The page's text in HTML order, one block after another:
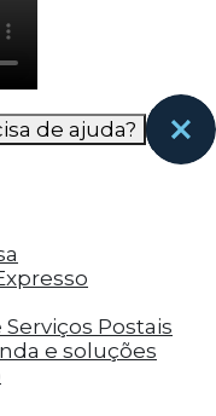
com o site. Esses
sobre
taxa de
o
de social
recursos de
usados para
de ajuda?
Postais
e soluções